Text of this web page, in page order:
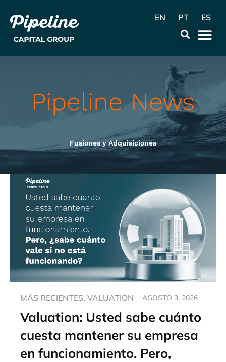
EN PT ES
Pipeline News
Fusiones y Adquisiciones
MÁS RECIENTES, VALUATION AGOSTO 3, 2026
Valuation: Usted sabe cuánto
cuesta mantener su empresa
en funcionamiento. Pero,